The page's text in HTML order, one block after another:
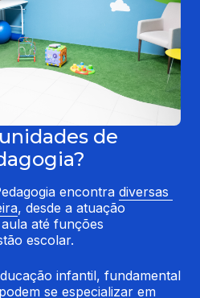
de
encontra diversas
, desde a atuação
até funções
escolar.
infantil, fundamental
se especializar em